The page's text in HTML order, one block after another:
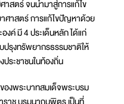
สตร์ จนนำมาสู่การแก้ไข
ศาสตร์ การแก้ไขปัญหาด้วย
งค์ มี 4 ประเด็นหลัก ได้แก่
ปรุงทรัพยากรธรรมชาติให้
ประชาชนในท้องถิ่น
งพระบาทสมเด็จพระบรม